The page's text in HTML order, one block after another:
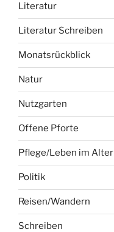
Literatur
Literatur Schreiben
Monatsrückblick
Natur
Nutzgarten
Offene Pforte
Pflege/Leben im Alter
Politik
Reisen/Wandern
Schreiben